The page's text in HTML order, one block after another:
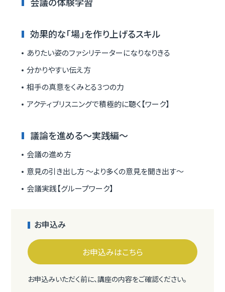
効果的な「場」を作り上げるスキル
ありたい姿のファシリテーターになりなりきる
分かりやすい伝え方
相手の真意をくみとる３つの力
アクティブリスニングで積極的に聴く【ワーク】
議論を進める～実践編～
会議の進め方
意見の引き出し方 ～より多くの意見を聞き出す～
会議実践【グループワーク】
お申込み
お申込みはこちら
お申込みいただく前に、講座の内容をご確認ください。